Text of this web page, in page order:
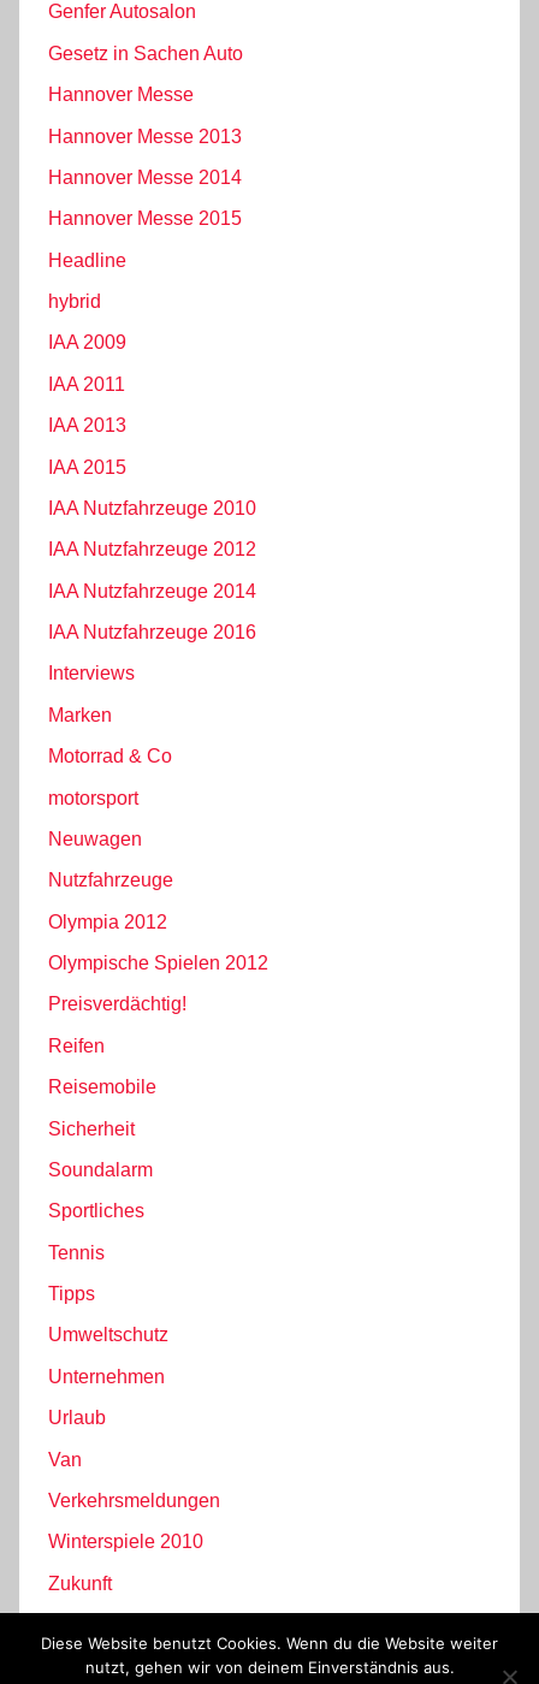
Genfer Autosalon
Gesetz in Sachen Auto
Hannover Messe
Hannover Messe 2013
Hannover Messe 2014
Hannover Messe 2015
Headline
hybrid
IAA 2009
IAA 2011
IAA 2013
IAA 2015
IAA Nutzfahrzeuge 2010
IAA Nutzfahrzeuge 2012
IAA Nutzfahrzeuge 2014
IAA Nutzfahrzeuge 2016
Interviews
Marken
Motorrad & Co
motorsport
Neuwagen
Nutzfahrzeuge
Olympia 2012
Olympische Spielen 2012
Preisverdächtig!
Reifen
Reisemobile
Sicherheit
Soundalarm
Sportliches
Tennis
Tipps
Umweltschutz
Unternehmen
Urlaub
Van
Verkehrsmeldungen
Winterspiele 2010
Zukunft
Diese Website benutzt Cookies. Wenn du die Website weiter
nutzt, gehen wir von deinem Einverständnis aus.